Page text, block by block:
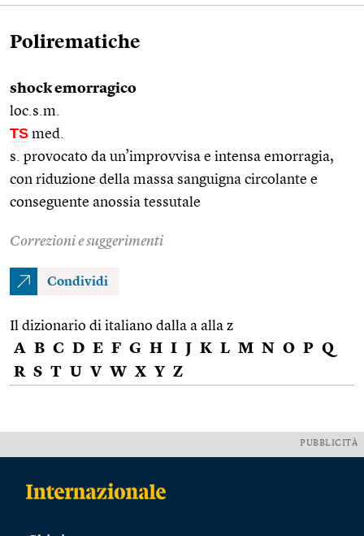
Polirematiche
shock emorragico
loc.s.m.
TS med.
s. provocato da un’improvvisa e intensa emorragia,
con riduzione della massa sanguigna circolante e
conseguente anossia tessutale
Correzioni e suggerimenti
Condividi
Il dizionario di italiano dalla a alla z
A B C D E F G H I J K L M N O P Q
R S T U V W X Y Z
PUBBLICITÀ